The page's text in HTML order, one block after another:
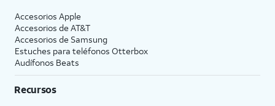
Accesorios Apple
Accesorios de AT&T
Accesorios de Samsung
Estuches para teléfonos Otterbox
Audífonos Beats
Recursos